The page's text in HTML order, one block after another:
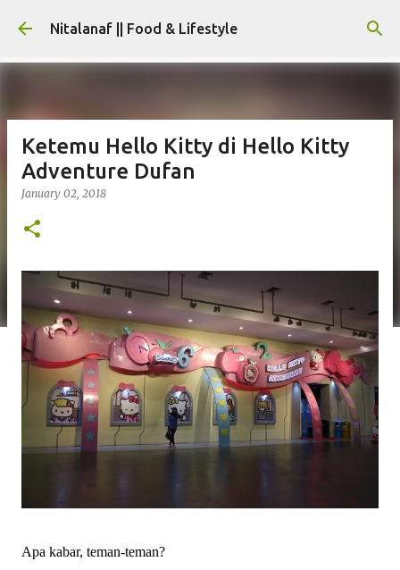
Skip to main content
Nitalanaf || Food & Lifestyle
Ketemu Hello Kitty di Hello Kitty
Adventure Dufan
January 02, 2018
Apa kabar, teman-teman?